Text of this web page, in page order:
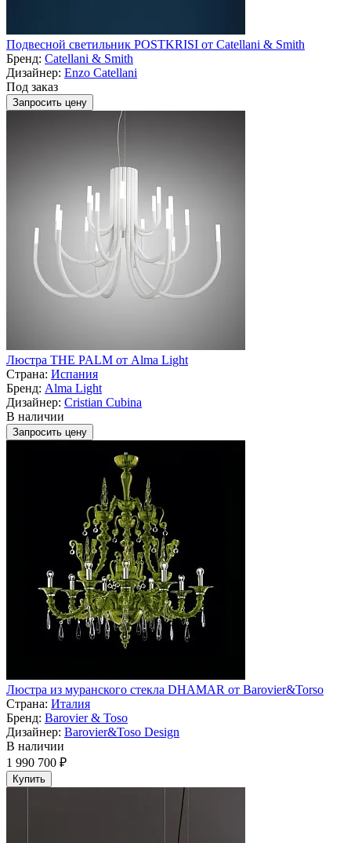
Подвесной светильник POSTKRISI от Catellani & Smith
Бренд: Catellani & Smith
Дизайнер: Enzo Catellani
Под заказ
Запросить цену
Люстра THE PALM от Alma Light
Страна: Испания
Бренд: Alma Light
Дизайнер: Cristian Cubina
В наличии
Запросить цену
Люстра из муранского стекла DHAMAR от Barovier&Torso
Страна: Италия
Бренд: Barovier & Toso
Дизайнер: Barovier&Toso Design
В наличии
1 990 700 ₽
Купить